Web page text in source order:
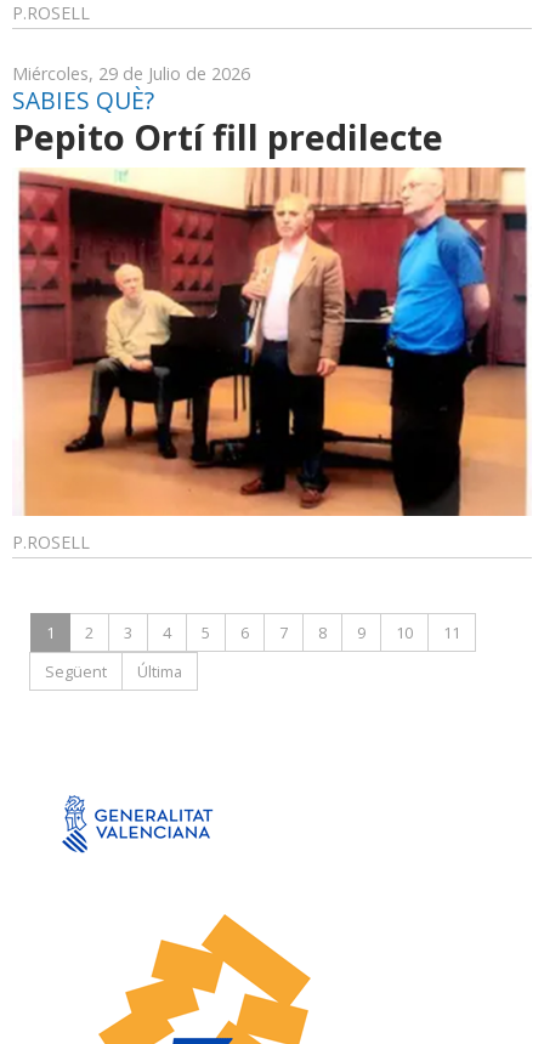
P.ROSELL
Miércoles, 29 de Julio de 2026
SABIES QUÈ?
Pepito Ortí fill predilecte
P.ROSELL
1 2 3 4 5 6 7 8 9 10
11
Següent
Última